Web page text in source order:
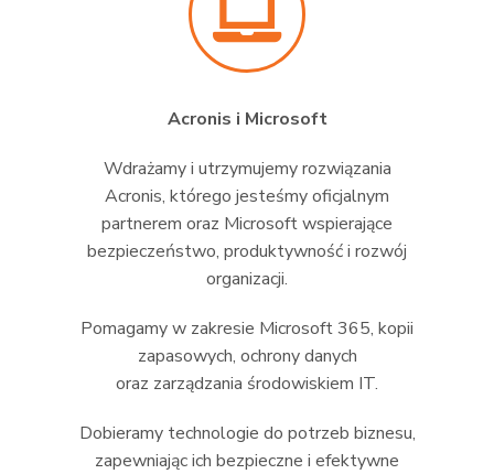
Acronis i Microsoft
Wdrażamy i utrzymujemy rozwiązania
Acronis, którego jesteśmy oficjalnym
partnerem oraz Microsoft wspierające
bezpieczeństwo, produktywność i rozwój
organizacji.
Pomagamy w zakresie Microsoft 365, kopii
zapasowych, ochrony danych
oraz zarządzania środowiskiem IT.
Dobieramy technologie do potrzeb biznesu,
zapewniając ich bezpieczne i efektywne